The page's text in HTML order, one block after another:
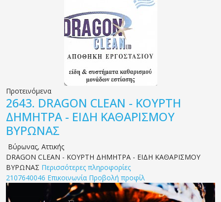
Προτεινόμενα
2643. DRAGON CLEAN - ΚΟΥΡΤΗ
ΔΗΜΗΤΡΑ - ΕΙΔΗ ΚΑΘΑΡΙΣΜΟΥ
ΒΥΡΩΝΑΣ
Βύρωνας, Αττικής
DRAGON CLEAN - ΚΟΥΡΤΗ ΔΗΜΗΤΡΑ - ΕΙΔΗ ΚΑΘΑΡΙΣΜΟΥ
ΒΥΡΩΝΑΣ Περισσότερες πληροφορίες
2107640046 Επικοινωνία Προβολή προφίλ